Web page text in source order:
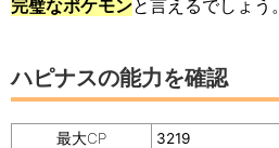
完璧なポケモンと言えるでしょう。
ハピナスの能力を確認
最大CP
3219